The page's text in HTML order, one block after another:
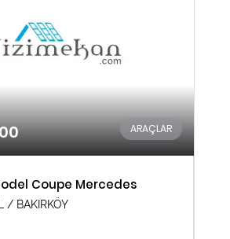
ARAÇLAR
Coupe Mercedes
/ BAKIRKÖY